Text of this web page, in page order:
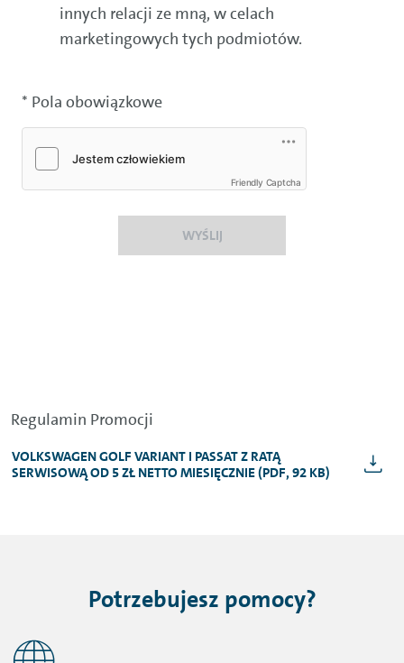
innych relacji ze mną, w celach
marketingowych tych podmiotów.
* Pola obowiązkowe
Friendly Captcha
WYŚLIJ
Regulamin Promocji
VOLKSWAGEN GOLF VARIANT I PASSAT Z RATĄ
SERWISOWĄ OD 5 ZŁ NETTO MIESIĘCZNIE (PDF, 92 KB)
Potrzebujesz pomocy?